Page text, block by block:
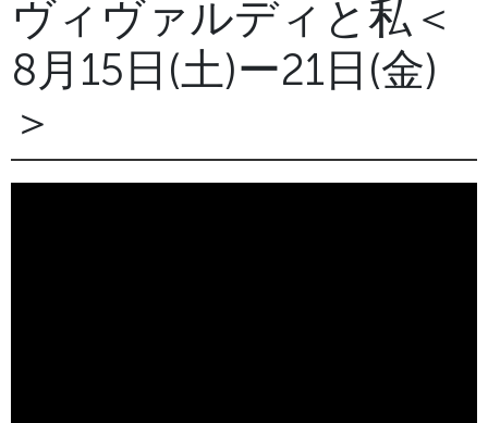
ヴィヴァルディと私＜
8月15日(土)ー21日(金)
＞